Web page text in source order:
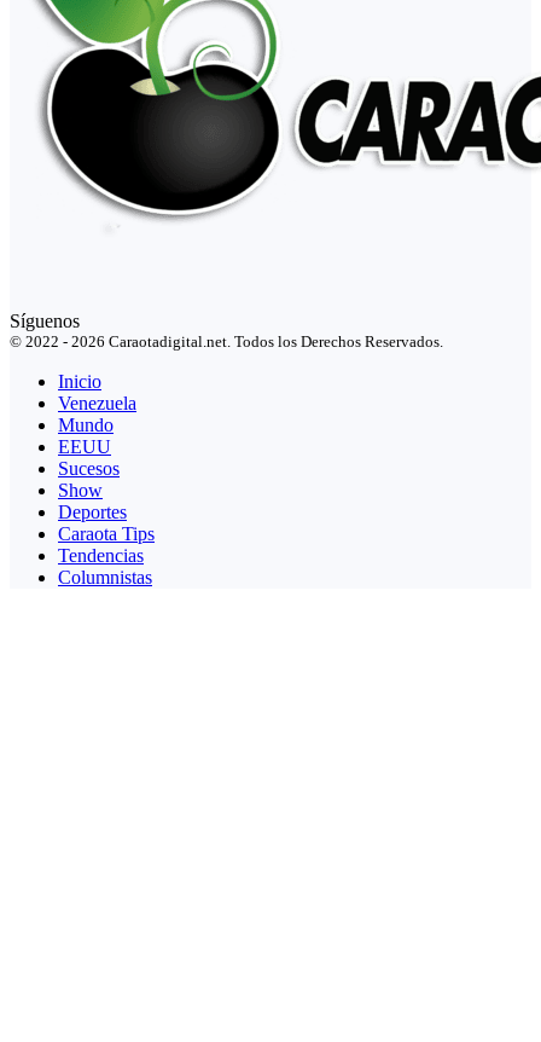
Síguenos
© 2022 - 2026 Caraotadigital.net. Todos los Derechos Reservados.
Inicio
Venezuela
Mundo
EEUU
Sucesos
Show
Deportes
Caraota Tips
Tendencias
Columnistas